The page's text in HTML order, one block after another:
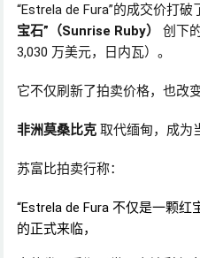
“Estrela de Fura”的成交价打
宝石”（Sunrise Ruby）
创下
3,030 万美元，日内瓦）。
它不仅刷新了拍卖价格，也改
非洲莫桑比克 取代缅甸，成为
苏富比拍卖行称：
“Estrela de Fura 不仅是一颗
的正式来临，